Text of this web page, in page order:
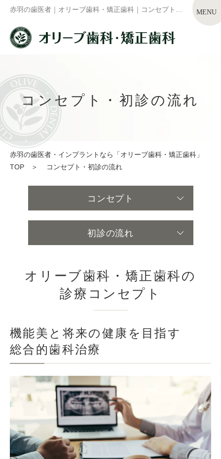
コンセプト・初診の流れ
赤羽の歯医者・インプラントなら「オリーブ歯科・矯正歯科」
TOP ＞ コンセプト・初診の流れ
コンセプト
初診の流れ
オリーブ歯科・矯正歯科の
診療コンセプト
機能美と将来の健康を目指す
総合的歯科治療